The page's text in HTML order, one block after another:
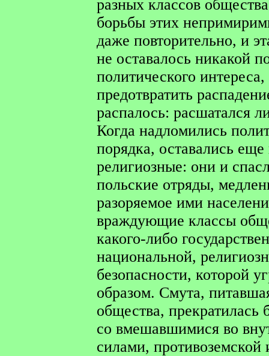
разных классов
борьбы этих
даже повторительно, и
не оставалось никакой
политического
предотвратить
распалось: расшатался
Когда надломились
порядка, оставались
религиозные: они и
польские отряды,
разоряемое ими
враждующие классы
какого-либо
национальной,
безопасности, которой
образом. Смута,
общества, прекратилась
со вмешавшимися во
силами,